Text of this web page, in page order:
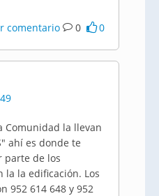
comentario 0 0
Comunidad la llevan
ahí es donde te
parte de los
la la edificación. Los
952 614 648 y 952